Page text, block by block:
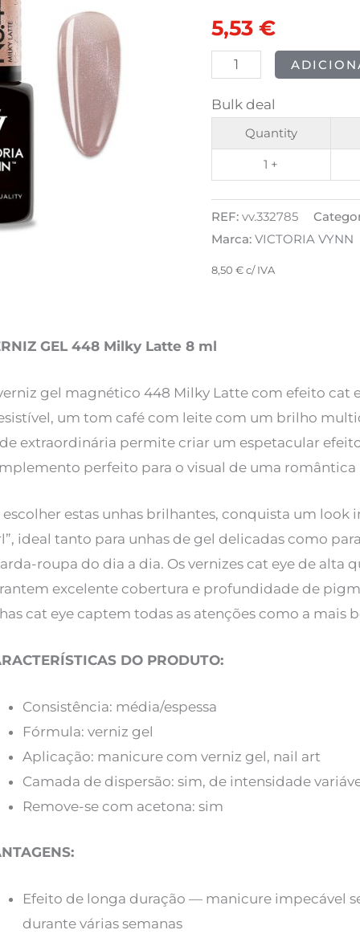
original
era:
5,53 €atual
é:
448
Milky
Latte
Bulk deal
Quantity
1 +
REF: vv.332785
Marca: VICTORIA VYNN
8,50 €c/ IVA
GEL 448 Milky Latte 8 ml
gel magnético 448 Milky Latte com efeito cat
um tom café com leite com um brilho
extraordinária permite criar um espetacular
perfeito para o visual de uma romântica
escolher estas unhas brilhantes, conquista um look
ideal tanto para unhas de gel delicadas como
roupa do dia a dia. Os vernizes cat eye de alta
excelente cobertura e profundidade de
cat eye captem todas as atenções como a mais
DO PRODUTO:
Consistência: média/espessa
Fórmula: verniz gel
Aplicação: manicure com verniz gel, nail art
Camada de dispersão: sim, de intensidade
Remove-se com acetona: sim
Efeito de longa duração — manicure impecável
durante várias semanas